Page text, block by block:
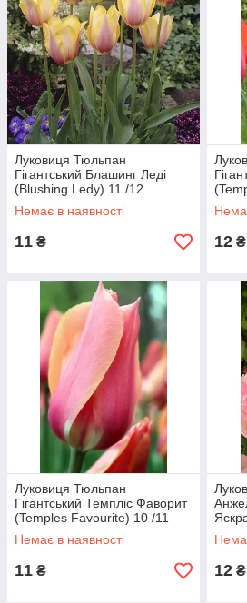
Луковиця Тюльпан
Гігантський Блашинг Леді
(Blushing Ledy) 11 /12
Яскрава
Немає в наявності
11 ₴ 12 ₴
Луковиця Тюльпан
Гігантський Темпліс Фаворит
(Temples Favourite) 10 /11
Яскрава
Немає в наявності
11 ₴ 12 ₴